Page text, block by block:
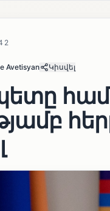
Avetisyan Կիսվել